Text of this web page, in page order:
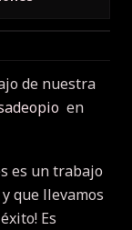
de nuestra
en
es un trabajo
que llevamos
Es